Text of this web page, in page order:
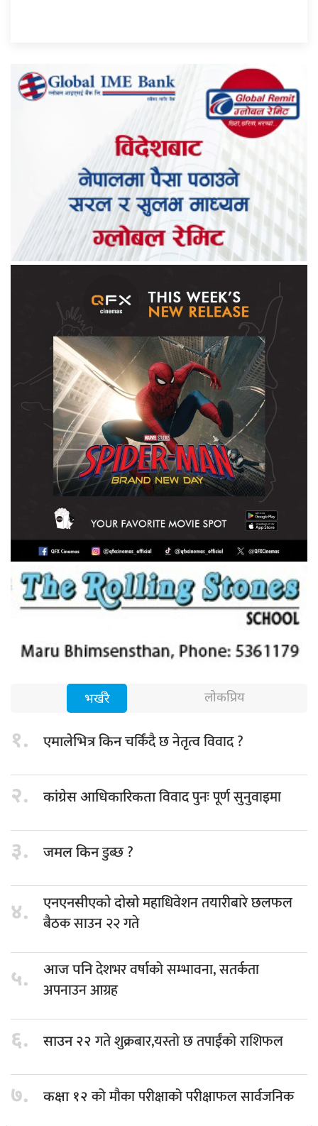
भर्खरै लोकप्रिय
१. एमालेभित्र किनचर्किंदै छ नेतृत्व विवाद ?
२. कांग्रेस आधिकारिकताविवाद पुनः पूर्ण सुनुवाइमा
३. जमल किनडुब्छ ?
४. एनएनसीएको दोस्रोमहाधिवेशन तयारीबारे छलफल
बैठक साउन २२ गते
५. आज पनिदेशभर वर्षाको सम्भावना, सतर्कता
अपनाउन आग्रह
६. साउन २२गते शुक्रबार,यस्तो छ तपाईंको राशिफल
७. कक्षा १२को मौका परीक्षाको परीक्षाफल सार्वजनिक